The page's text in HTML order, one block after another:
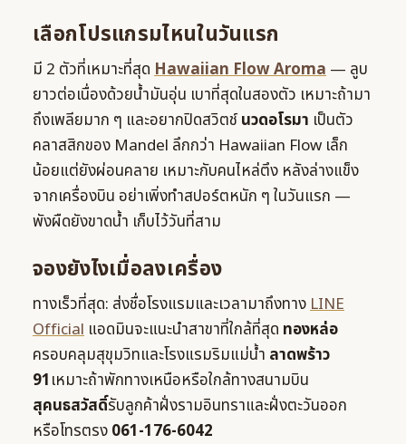
เลือกโปรแกรมไหนในวันแรก
มี 2 ตัวที่เหมาะที่สุดHawaiian Flow Aroma— ลูบ
ยาวต่อเนื่องด้วยน้ำมันอุ่น เบาที่สุดในสองตัว เหมาะถ้ามา
ถึงเพลียมาก ๆ และอยากปิดสวิตช์นวดอโรมา เป็นตัว
คลาสสิกของ Mandel ลึกกว่า Hawaiian Flow เล็ก
น้อยแต่ยังผ่อนคลาย เหมาะกับคนไหล่ตึง หลังล่างแข็ง
จากเครื่องบิน อย่าเพิ่งทำสปอร์ตหนัก ๆ ในวันแรก —
พังผืดยังขาดน้ำ เก็บไว้วันที่สาม
จองยังไงเมื่อลงเครื่อง
ทางเร็วที่สุด: ส่งชื่อโรงแรมและเวลามาถึงทางLINE
Official แอดมินจะแนะนำสาขาที่ใกล้ที่สุด ทองหล่อ
ครอบคลุมสุขุมวิทและโรงแรมริมแม่น้ำ ลาดพร้าว
91เหมาะถ้าพักทางเหนือหรือใกล้ทางสนามบิน
สุคนธสวัสดิ์รับลูกค้าฝั่งรามอินทราและฝั่งตะวันออก
หรือโทรตรง061-176-6042